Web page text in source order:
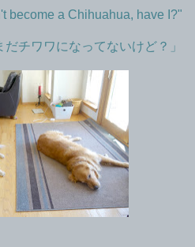
become a Chihuahua, have I?"
チワワになってないけど？」